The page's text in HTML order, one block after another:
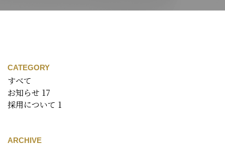
CATEGORY
すべて
お知らせ 17
採用について 1
ARCHIVE